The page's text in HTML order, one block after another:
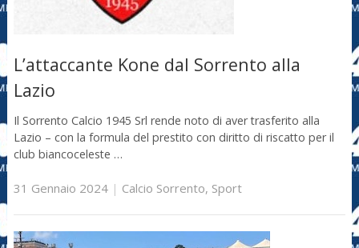
L’attaccante Kone dal Sorrento alla
Lazio
Il Sorrento Calcio 1945 Srl rende noto di aver trasferito alla
Lazio – con la formula del prestito con diritto di riscatto per il
club biancoceleste …
31 Gennaio 2024| Calcio Sorrento, Sport